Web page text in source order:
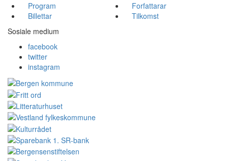
Program
Forfattarar
Billettar
Tilkomst
Sosiale medium
facebook
twitter
instagram